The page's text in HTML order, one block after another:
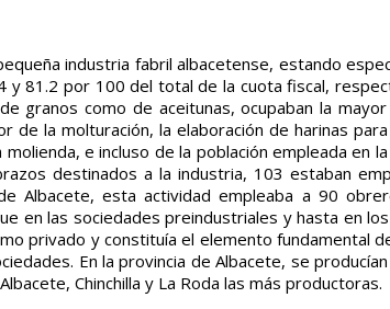
industria fabril albacetense, estando
81.2 por 100 del total de la cuota fiscal,
granos como de aceitunas, ocupaban la
la molturación, la elaboración de harinas
e incluso de la población empleada en
destinados a la industria, 103 estaban
Albacete, esta actividad empleaba a 90
en las sociedades preindustriales y hasta en
privado y constituía el elemento fundamental
En la provincia de Albacete, se
Chinchilla y La Roda las más productoras.